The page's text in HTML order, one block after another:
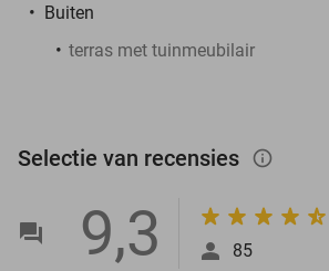
Buiten
terras met tuinmeubilair
Selectie van recensies info_outlined
9,3 85